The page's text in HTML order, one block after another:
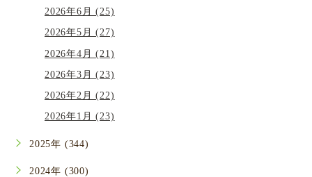
2026年6月 (25)
2026年5月 (27)
2026年4月 (21)
2026年3月 (23)
2026年2月 (22)
2026年1月 (23)
2025年 (344)
2024年 (300)